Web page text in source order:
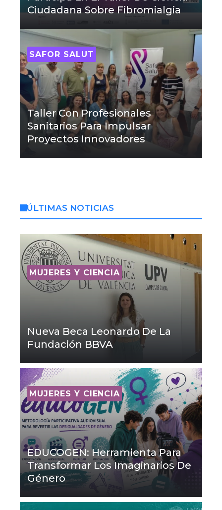
Ciudadana Sobre Fibromialgia
SAFOR SALUT
Taller Con Profesionales
Sanitarios Para Impulsar
Proyectos Innovadores
ÚLTIMAS NOTICIAS
MUJERES Y CIENCIA
Nueva Beca Leonardo De La
Fundación BBVA
MUJERES Y CIENCIA
EDUCOGEN: Herramienta Para
Transformar Los Imaginarios De
Género